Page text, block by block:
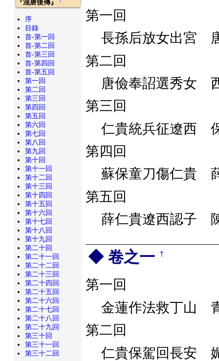
第一回
長孫后放女出宮
第二回
唐儉奉詔選秀女
第三回
仁貴統兵征遼西
第四回
蘇保童刀傷仁貴
第五回
薛仁貴遼西認子
卷之一 †
第一回
金蓮作法救丁山
第二回
仁貴保駕回長安
『混唐後傳』
序
目錄
首-第一回
首-第二回
首-第三回
首-第四回
首-第五回
第一回
第二回
第三回
第四回
第五回
第六回
第七回
第八回
第九回
第十回
第十一回
第十二回
第十三回
第十四回
第十五回
第十六回
第十七回
第十八回
第十九回
第二十回
第二十一回
第二十二回
第二十三回
第二十四回
第二十五回
第二十六回
第二十七回
第二十八回
第二十九回
第三十回
第三十一回
第三十二回